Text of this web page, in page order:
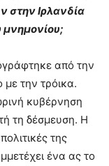
στην Ιρλανδία
μνημονίου;
από την
την τρόικα.
κυβέρνηση
τη δέσμευση. Η
της
ένα ας το